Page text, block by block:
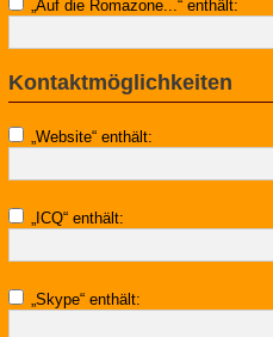
„Auf die Romazone...“ enthält:
Kontaktmöglichkeiten
„Website“ enthält:
„ICQ“ enthält:
„Skype“ enthält: